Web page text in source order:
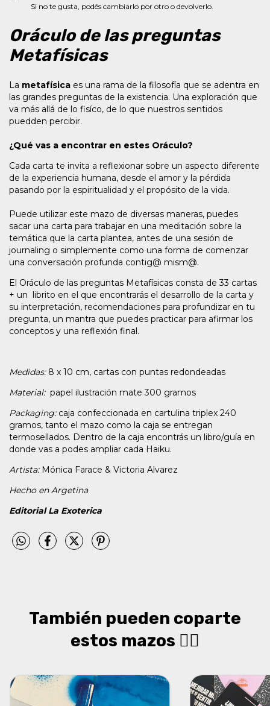
Si no te gusta, podés cambiarlo por otro o devolverlo.
Oráculo de las preguntas
Metafísicas
La metafísica es una rama de la filosofía que se adentra en
las grandes preguntas de la existencia. Una exploración que
va más allá de lo fisíco, de lo que nuestros sentidos
puedden percibir.
¿Qué vas a encontrar en estes Oráculo?
Cada carta te invita a reflexionar sobre un aspecto diferente
de la experiencia humana, desde el amor y la pérdida
pasando por la espiritualidad y el propósito de la vida.
Puede utilizar este mazo de diversas maneras, puedes
sacar una carta para trabajar en una meditación sobre la
temática que la carta plantea, antes de una sesión de
journaling o simplemente como una forma de comenzar
una conversación profunda contig@ mism@.
El Oráculo de las preguntas Metafísicas consta de 33 cartas
+ un librito en el que encontrarás el desarrollo de la carta y
su interpretación, recomendaciones para profundizar en tu
pregunta, un mantra que puedes practicar para afirmar los
conceptos y una reflexión final.
Medidas:8 x 10 cm, cartas con puntas redondeadas
Material:papel ilustración mate 300 gramos
Packaging:caja confeccionada en cartulina triplex 240
gramos, tanto el mazo como la caja se entregan
termosellados. Dentro de la caja encontrás un libro/guía en
donde vas a podes ampliar cada Haiku.
Artista:Mónica Farace & Victoria Alvarez
Hecho en Argetina
Editorial La Exoterica
También pueden coparte
estos mazos 👇🏻